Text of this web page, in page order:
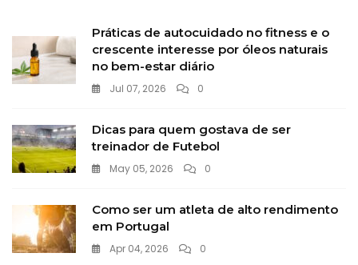
Práticas de autocuidado no fitness e o
crescente interesse por óleos naturais
no bem-estar diário
Jul 07, 2026 0
Dicas para quem gostava de ser
treinador de Futebol
May 05, 2026 0
Como ser um atleta de alto rendimento
em Portugal
Apr 04, 2026 0